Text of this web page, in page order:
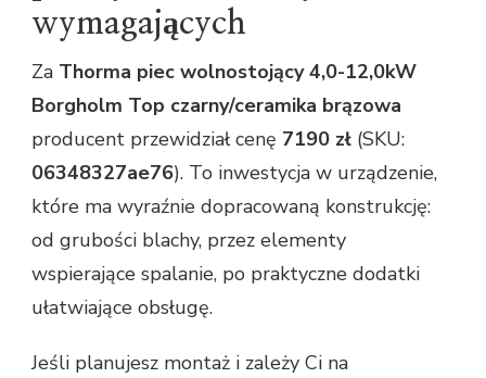
wymagających
Za Thorma piec wolnostojący 4,0-12,0kW
Borgholm Top czarny/ceramika brązowa
producent przewidział cenę 7190 zł (SKU:
06348327ae76). To inwestycja w urządzenie,
które ma wyraźnie dopracowaną konstrukcję:
od grubości blachy, przez elementy
wspierające spalanie, po praktyczne dodatki
ułatwiające obsługę.
Jeśli planujesz montaż i zależy Ci na